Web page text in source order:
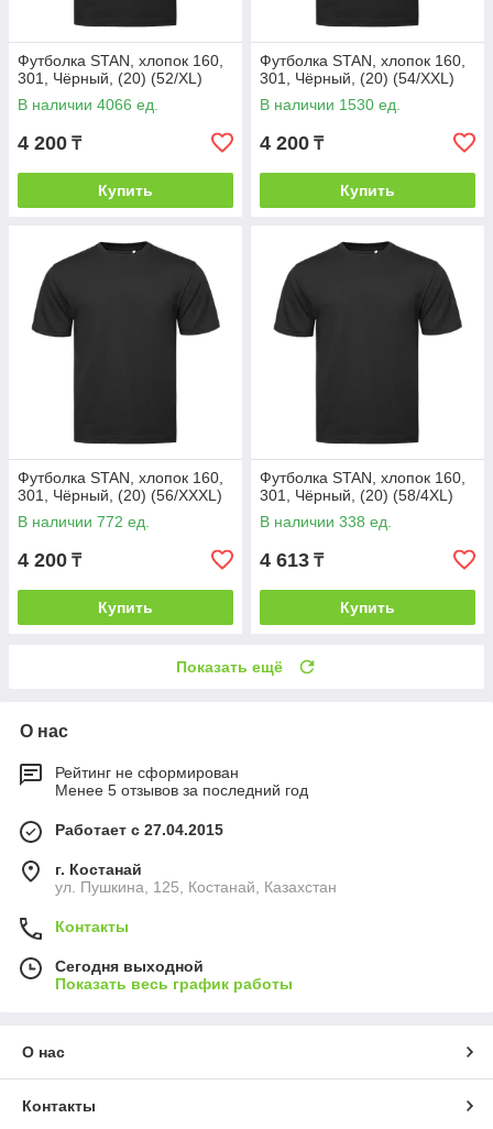
Футболка STAN, хлопок 160,
301, Чёрный, (20) (52/XL)
В наличии 4066 ед.
4 200 ₸
Купить
Футболка STAN, хлопок 160,
301, Чёрный, (20) (54/XXL)
В наличии 1530 ед.
4 200 ₸
Купить
Футболка STAN, хлопок 160,
301, Чёрный, (20) (56/XXXL)
В наличии 772 ед.
4 200 ₸
Купить
Футболка STAN, хлопок 160,
301, Чёрный, (20) (58/4XL)
В наличии 338 ед.
4 613 ₸
Купить
Показать ещё
О нас
Рейтинг не сформирован
Менее 5 отзывов за последний год
Работает с 27.04.2015
г. Костанай
ул. Пушкина, 125, Костанай, Казахстан
Контакты
Сегодня выходной
Показать весь график работы
О нас
Контакты